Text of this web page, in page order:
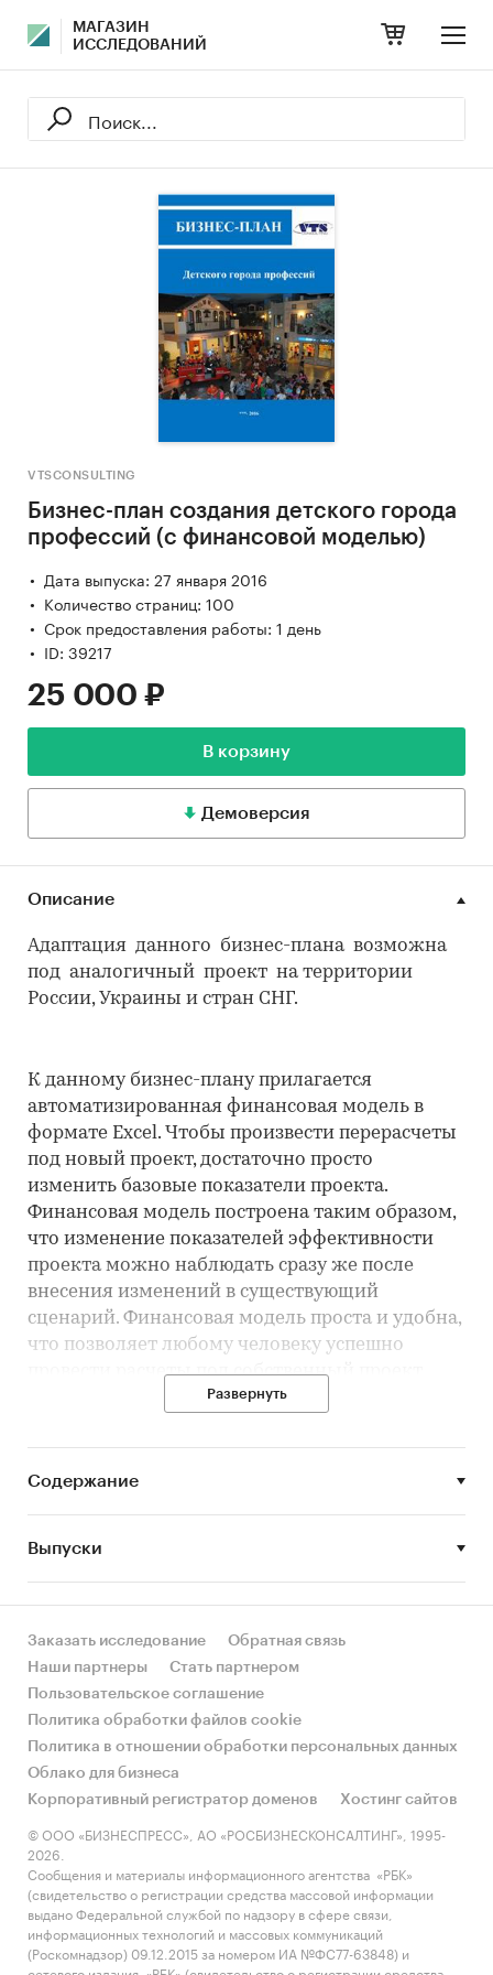
МАГАЗИН
ИССЛЕДОВАНИЙ
VTSCONSULTING
Бизнес-план создания детского города
профессий (с финансовой моделью)
Дата выпуска: 27 января 2016
Количество страниц: 100
Срок предоставления работы: 1 день
ID: 39217
25 000 ₽
В корзину
Демоверсия
Описание
Адаптация данного бизнес-плана возможна
под аналогичный проект на территории
России, Украины и стран СНГ.
К данному бизнес-плану прилагается
автоматизированная финансовая модель в
формате Excel. Чтобы произвести перерасчеты
под новый проект, достаточно просто
изменить базовые показатели проекта.
Финансовая модель построена таким образом,
что изменение показателей эффективности
проекта можно наблюдать сразу же после
внесения изменений в существующий
сценарий. Финансовая модель проста и удобна,
что позволяет любому человеку успешно
провести расчеты под собственный проект.
Идея проекта
Идея проекта состоит в открытии первого в ***
детского города профессий – пространства, в
города со всеми присущими ему
учреждениями и элементами
инфраструктуры.
Социальная значимость проекта:
определение их будущих
профессиональных интересов;
обучение в веселой форме;
обучение детей самостоятельным
Развернуть
Содержание
Выпуски
Заказать исследование
Обратная связь
Наши партнеры
Стать партнером
Пользовательское соглашение
Политика обработки файлов cookie
Политика в отношении обработки персональных данных
Облако для бизнеса
Корпоративный регистратор доменов
Хостинг сайтов
© ООО «БИЗНЕСПРЕСС», АО «РОСБИЗНЕСКОНСАЛТИНГ», 1995-
2026.
Сообщения и материалы информационного агентства «РБК»
(свидетельство о регистрации средства массовой информации
выдано Федеральной службой по надзору в сфере связи,
информационных технологий и массовых коммуникаций
(Роскомнадзор) 09.12.2015 за номером ИА №ФС77-63848) и